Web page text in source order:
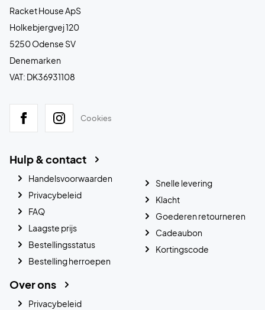
Racket House ApS
Holkebjergvej 120
5250 Odense SV
Denemarken
VAT: DK36931108
Cookies
Hulp & contact
Handelsvoorwaarden
Privacybeleid
FAQ
Laagste prijs
Bestellingsstatus
Bestelling herroepen
Snelle levering
Klacht
Goederen retourneren
Cadeaubon
Kortingscode
Over ons
Privacybeleid